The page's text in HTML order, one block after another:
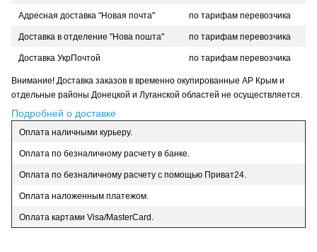
Адресная доставка "Новая почта" по тарифам перевозчика
Доставка в отделение "Нова пошта" по тарифам перевозчика
Доставка УкрПочтой по тарифам перевозчика
Внимание! Доставка заказов в временно окупированные АР Крым и
отдельные районы Донецкой и Луганской областей не осуществляется.
Подробней о доставке
Оплата наличными курьеру.
Оплата по безналичному расчету в банке.
Оплата по безналичному расчету с помощью Приват24.
Оплата наложенным платежом.
Оплата картами Visa/MasterCard.